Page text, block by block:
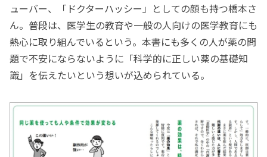
ューバー、「ドクターハッシー」としての顔も持つ橋本さ
ん。普段は、医学生の教育や一般の人向けの医学教育にも
熱心に取り組んでいるという。本書にも多くの人が薬の問
題で不安にならないように「科学的に正しい薬の基礎知
識」を伝えたいという想いが込められている。